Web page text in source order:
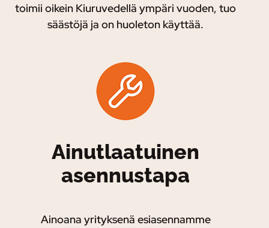
toimii oikein Kiuruvedellä ympäri vuoden, tuo
säästöjä ja on huoleton käyttää.
Ainutlaatuinen
asennustapa
Ainoana yrityksenä esiasennamme